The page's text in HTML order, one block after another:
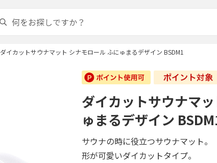
ダイカットサウナマット シナモロール ふにゅまるデザイン BSDM1
ダイカットサウナマ
ゅまるデザイン
サウナの時に役立つサウナマット。
形が可愛いダイカットタイプ。